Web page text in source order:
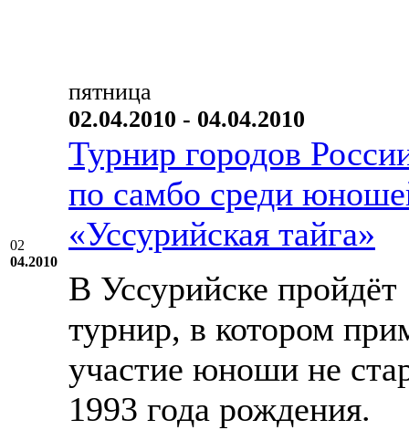
02
04.2010
пятница
02.04.2010 - 04.04.2010
Турнир городов
по самбо среди
«Уссурийская тайга»
В Уссурийске пройдёт
турнир, в котором
участие юноши не
1993 года рождения.